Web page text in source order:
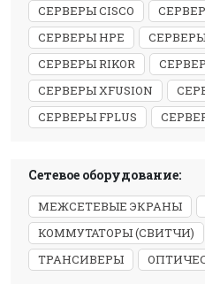
СЕРВЕРЫ CISCO
СЕРВЕРЫ HPE
СЕРВЕРЫ
СЕРВЕРЫ RIKOR
СЕРВЕРЫ XFUSION
СЕРВЕРЫ FPLUS
Сетевое оборудование:
МЕЖСЕТЕВЫЕ ЭКРАНЫ
КОММУТАТОРЫ (СВИТЧИ)
ТРАНСИВЕРЫ